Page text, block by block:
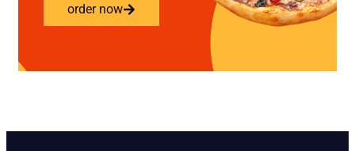
order now